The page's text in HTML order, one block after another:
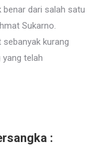
benar dari salah satu
Sukarno.
kurang
telah
: